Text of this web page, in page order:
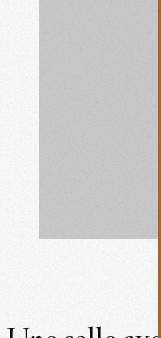
Une salle